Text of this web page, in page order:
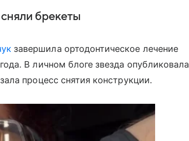
брекеты
завершила ортодонтическое лечение
В личном блоге звезда опубликовала
процесс снятия конструкции.